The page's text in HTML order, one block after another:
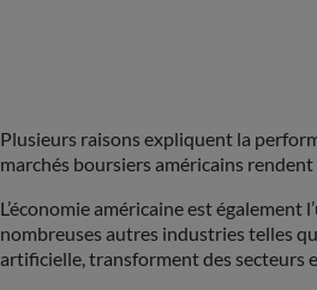
Plusieurs raisons expliquent la
marchés boursiers américains
L’économie américaine est
nombreuses autres industries telles
artificielle, transforment des secteurs